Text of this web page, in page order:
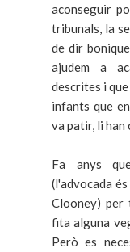
aconseguir
tribunals, la
de dir
ajudem a
descrites i
infants que
va patir, li han
Fa anys
(l'advocada
Clooney) per
fita alguna
Però es